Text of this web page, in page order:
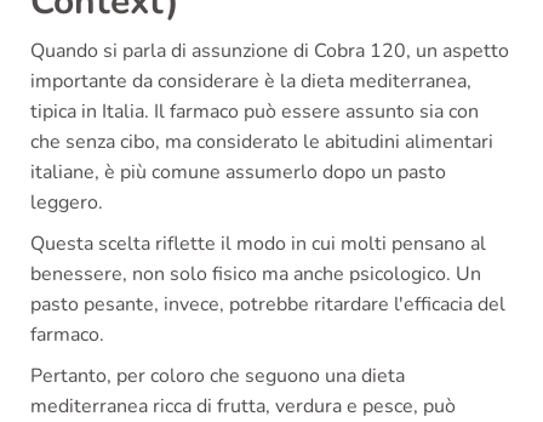
Quando si parla di assunzione di Cobra 120, un aspetto
importante da considerare è la dieta mediterranea,
tipica in Italia. Il farmaco può essere assunto sia con
che senza cibo, ma considerato le abitudini alimentari
italiane, è più comune assumerlo dopo un pasto
leggero.
Questa scelta riflette il modo in cui molti pensano al
benessere, non solo fisico ma anche psicologico. Un
pasto pesante, invece, potrebbe ritardare l'efficacia del
farmaco.
Pertanto, per coloro che seguono una dieta
mediterranea ricca di frutta, verdura e pesce, può